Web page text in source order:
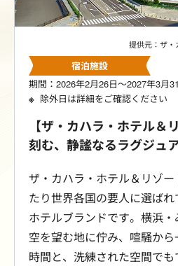
提供元：ザ・
宿泊施設
期間：2026年2月26日～2027年3月
除外日は詳細をご確認ください
【ザ・カハラ・ホテル＆
刻む、静謐なるラグジュ
ザ・カハラ・ホテル＆リゾ
たり世界各国の要人に選ば
ホテルブランドです。横浜
空を望む地に佇み、喧騒か
時間と、洗練された空間で